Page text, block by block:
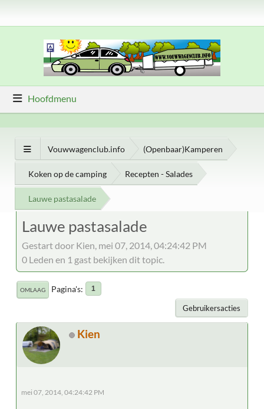
Hoofdmenu
Vouwwagenclub.info (Openbaar)Kamperen
Koken op de camping Recepten - Salades
Lauwe pastasalade
Lauwe pastasalade
Gestart door Kien, mei 07, 2014, 04:24:42 PM
0 Leden en 1 gast bekijken dit topic.
OMLAAG Pagina's 1
Gebruikersacties
Kien
mei 07, 2014, 04:24:42 PM